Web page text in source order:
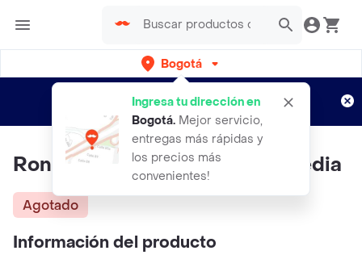
Bogotá
Ingresa tu dirección en
Bogotá. Mejor servicio,
entregas más rápidas y
los precios más
convenientes!
envíos gratis por semanas
Aplican TyC
Ron Viejo De Caldas 5 Anos Media
Agotado
Información del producto